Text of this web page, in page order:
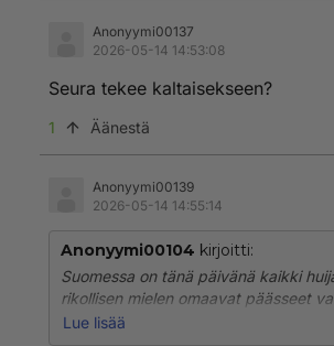
Anonyymi00137
2026-05-14 14:53:08
Seura tekee kaltaisekseen?
1 Äänestä
Anonyymi00139
2026-05-14 14:55:14
Anonyymi00104 kirjoitti:
Suomessa on tänä päivänä kaikki
rikollisen mielen omaavat päässeet
katsoa tarkemmin kenelle äänensä
Lue lisää